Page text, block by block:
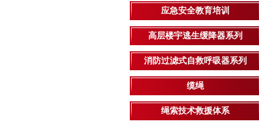
应急安全教育培训
高层楼宇逃生缓降器系列
消防过滤式自救呼吸器系列
缆绳
绳索技术救援体系